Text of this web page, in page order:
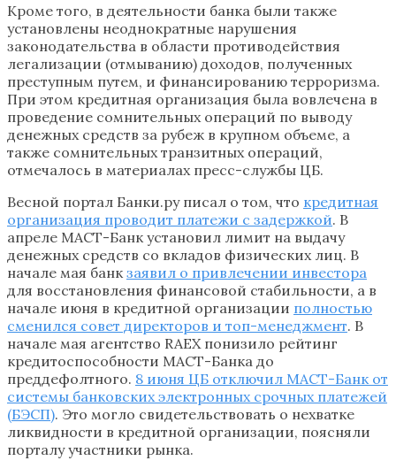
Кроме того, в деятельности банка были также
установлены неоднократные нарушения
законодательства в области противодействия
легализации (отмыванию) доходов, полученных
преступным путем, и финансированию терроризма.
При этом кредитная организация была вовлечена в
проведение сомнительных операций по выводу
денежных средств за рубеж в крупном объеме, а
также сомнительных транзитных операций,
отмечалось в материалах пресс-службы ЦБ.
Весной портал Банки.ру писал о том, что кредитная
организация проводит платежи с задержкой. В
апреле МАСТ-Банк установил лимит на выдачу
денежных средств со вкладов физических лиц. В
начале мая банк заявил о привлечении инвестора
для восстановления финансовой стабильности, а в
начале июня в кредитной организации полностью
сменился совет директоров и топ-менеджмент. В
начале мая агентство RAEX понизило рейтинг
кредитоспособности МАСТ-Банка до
преддефолтного. 8 июня ЦБ отключил МАСТ-Банк от
системы банковских электронных срочных платежей
(БЭСП). Это могло свидетельствовать о нехватке
ликвидности в кредитной организации, поясняли
порталу участники рынка.